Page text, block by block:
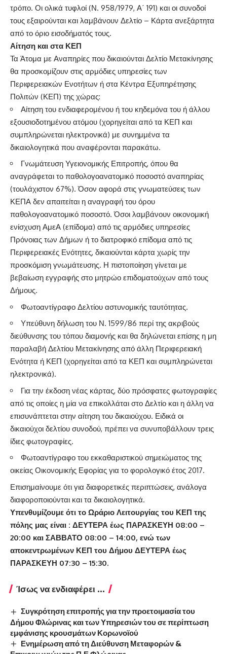
τρόπο. Οι ολικά τυφλοί (Ν. 958/1979, Α΄ 191) και οι συνοδοί
τους εξαιρούνται και λαμβάνουν Δελτίο – Κάρτα ανεξάρτητα
από το όριο εισοδήματός τους.
Αίτηση και στα ΚΕΠ
Τα Άτομα με Αναπηρίες που δικαιούνται Δελτίο Μετακίνησης
θα προσκομίζουν στις αρμόδιες υπηρεσίες των
Περιφερειακών Ενοτήτων ή στα Κέντρα Εξυπηρέτησης
Πολιτών (ΚΕΠ) της χώρας:
Αίτηση του ενδιαφερομένου ή του κηδεμόνα του ή άλλου
εξουσιοδοτημένου ατόμου (χορηγείται από τα ΚΕΠ και
συμπληρώνεται ηλεκτρονικά) με συνημμένα τα
δικαιολογητικά που αναφέρονται παρακάτω.
Γνωμάτευση Υγειονομικής Επιτροπής, όπου θα
αναγράφεται το παθολογοανατομικό ποσοστό αναπηρίας
(τουλάχιστον 67%). Όσον αφορά στις γνωματεύσεις των
ΚΕΠΑ δεν απαιτείται η αναγραφή του όρου
παθολογοανατομικό ποσοστό. Όσοι λαμβάνουν οικονομική
ενίσχυση ΑμεΑ (επίδομα) από τις αρμόδιες υπηρεσίες
Πρόνοιας των Δήμων ή το διατροφικό επίδομα από τις
Περιφερειακές Ενότητες, δικαιούνται κάρτα χωρίς την
προσκόμιση γνωμάτευσης. Η πιστοποίηση γίνεται με
βεβαίωση εγγραφής στο μητρώο επιδοματούχων από τους
Δήμους.
Φωτοαντίγραφο Δελτίου αστυνομικής ταυτότητας.
Υπεύθυνη δήλωση του Ν. 1599/86 περί της ακριβούς
διεύθυνσης του τόπου διαμονής και θα δηλώνεται επίσης η μη
παραλαβή Δελτίου Μετακίνησης από άλλη Περιφερειακή
Ενότητα ή ΚΕΠ (χορηγείται από τα ΚΕΠ και συμπληρώνεται
ηλεκτρονικά).
Για την έκδοση νέας κάρτας, δύο πρόσφατες φωτογραφίες
από τις οποίες η μία να επικολλάται στο Δελτίο και η άλλη να
επισυνάπτεται στην αίτηση του δικαιούχου. Ειδικά οι
δικαιούχοι δελτίου συνοδού, πρέπει να συνυποβάλλουν τρεις
ίδιες φωτογραφίες.
Φωτοαντίγραφο του εκκαθαριστικού σημειώματος της
οικείας Οικονομικής Εφορίας για το φορολογικό έτος 2017.
Επισημαίνουμε ότι για διαφορετικές περιπτώσεις, ανάλογα
διαφοροποιούνται και τα δικαιολογητικά.
Υπενθυμίζουμε ότι το Ωράριο Λειτουργίας του ΚΕΠ της
πόλης μας είναι : ΔΕΥΤΕΡΑ έως ΠΑΡΑΣΚΕΥΗ 08:00 –
20:00 και ΣΑΒΒΑΤΟ 08:00 – 14:00, ενώ των
αποκεντρωμένων ΚΕΠ του Δήμου ΔΕΥΤΕΡΑ έως
ΠΑΡΑΣΚΕΥΗ 07:30 – 15:30.
Ίσως να ενδιαφέρει ...
Συγκρότηση επιτροπής για την προετοιμασία του
Δήμου Φλώρινας και των Υπηρεσιών του σε περίπτωση
εμφάνισης κρουσμάτων Κορωνοϊού
Ενημέρωση από τη Διεύθυνση Μεταφορών &